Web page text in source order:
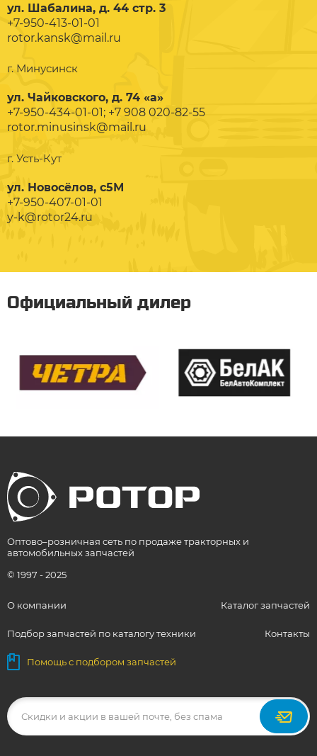
ул. Шабалина, д. 44 стр. 3
+7-950-413-01-01
rotor.kansk@mail.ru
г. Минусинск
ул. Чайковского, д. 74 «а»
+7-950-434-01-01; +7 908 020-82-55
rotor.minusinsk@mail.ru
г. Усть-Кут
ул. Новосёлов, с5М
+7-950-407-01-01
y-k@rotor24.ru
Официальный дилер
Оптово–розничная сеть по продаже тракторных и
автомобильных запчастей
© 1997 - 2025
О компании Каталог запчастей
Подбор запчастей по каталогу техники Контакты
Помощь с подбором запчастей